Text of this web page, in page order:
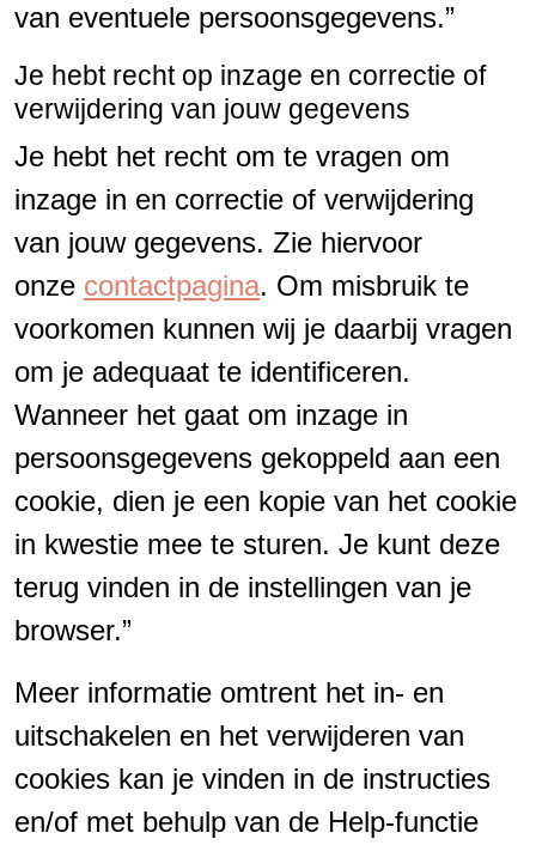
van eventuele persoonsgegevens.”
Je hebt recht op inzage en correctie of
verwijdering van jouw gegevens
Je hebt het recht om te vragen om
inzage in en correctie of verwijdering
van jouw gegevens. Zie hiervoor
onze contactpagina. Om misbruik te
voorkomen kunnen wij je daarbij vragen
om je adequaat te identificeren.
Wanneer het gaat om inzage in
persoonsgegevens gekoppeld aan een
cookie, dien je een kopie van het cookie
in kwestie mee te sturen. Je kunt deze
terug vinden in de instellingen van je
browser.”
Meer informatie omtrent het in- en
uitschakelen en het verwijderen van
cookies kan je vinden in de instructies
en/of met behulp van de Help-functie